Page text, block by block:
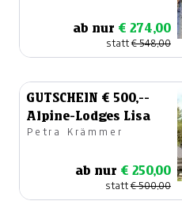
ab nur € 274,00
statt€ 548,00
GUTSCHEIN € 500,--
Alpine-Lodges Lisa
Petra Krämmer
ab nur € 250,00
statt€ 500,00